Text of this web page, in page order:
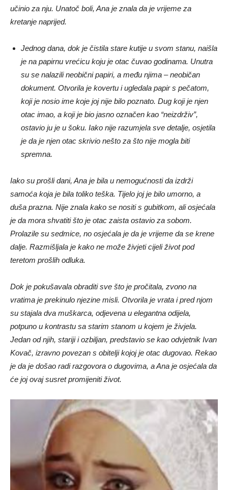
učinio za nju. Unatoč boli, Ana je znala da je vrijeme za
kretanje naprijed.
Jednog dana, dok je čistila stare kutije u svom stanu, naišla
je na papirnu vrećicu koju je otac čuvao godinama. Unutra
su se nalazili neobični papiri, a među njima – neobičan
dokument. Otvorila je kovertu i ugledala papir s pečatom,
koji je nosio ime koje joj nije bilo poznato. Dug koji je njen
otac imao, a koji je bio jasno označen kao “neizdrživ”,
ostavio ju je u šoku. Iako nije razumjela sve detalje, osjetila
je da je njen otac skrivio nešto za što nije mogla biti
spremna.
Iako su prošli dani, Ana je bila u nemogućnosti da izdrži
samoća koja je bila toliko teška. Tijelo joj je bilo umorno, a
duša prazna. Nije znala kako se nositi s gubitkom, ali osjećala
je da mora shvatiti što je otac zaista ostavio za sobom.
Prolazile su sedmice, no osjećala je da je vrijeme da se krene
dalje. Razmišljala je kako ne može živjeti cijeli život pod
teretom prošlih odluka.
Dok je pokušavala obraditi sve što je pročitala, zvono na
vratima je prekinulo njezine misli. Otvorila je vrata i pred njom
su stajala dva muškarca, odjevena u elegantna odijela,
potpuno u kontrastu sa starim stanom u kojem je živjela.
Jedan od njih, stariji i ozbiljan, predstavio se kao odvjetnik Ivan
Kovač, izravno povezan s obitelji kojoj je otac dugovao. Rekao
je da je došao radi razgovora o dugovima, a Ana je osjećala da
će joj ovaj susret promijeniti život.